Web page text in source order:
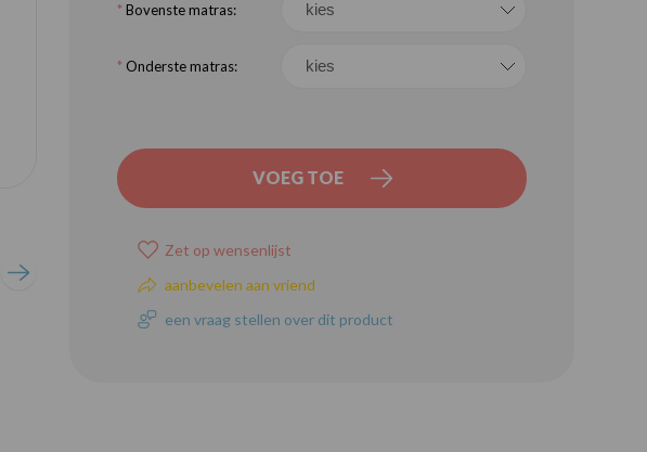
* Bovenste matras:
* Onderste matras:
VOEG TOE
Zet op wensenlijst
aanbevelen aan vriend
een vraag stellen over dit product